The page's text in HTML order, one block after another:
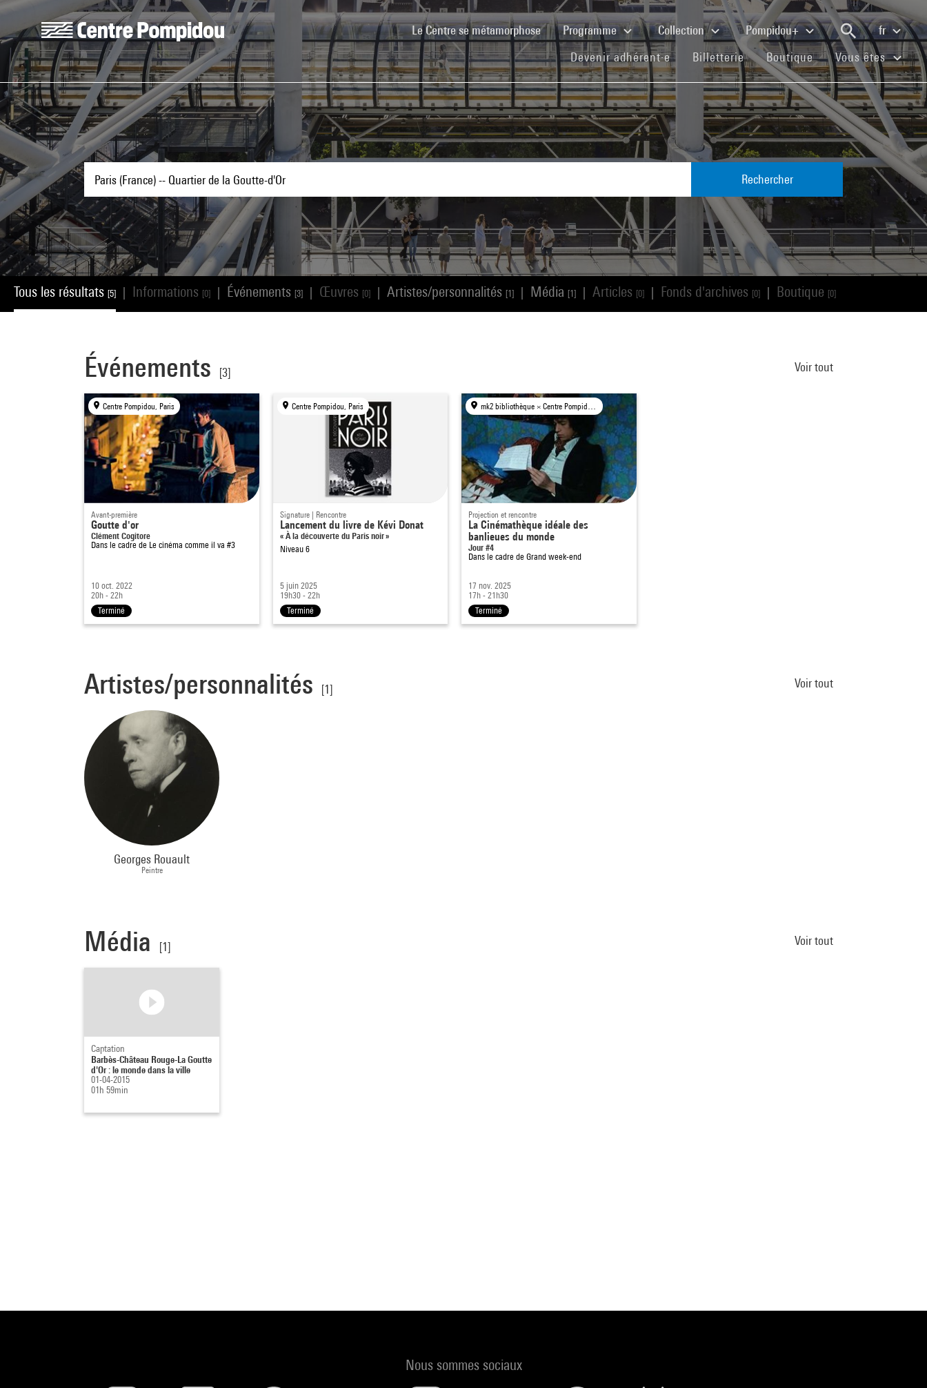
Aller au contenu principal
Centre Pompidou
Le Centre se métamorphose(current)Programme Collection Pompidou+
fr
Devenir adhérent·e(current)Billetterie(current)Boutique(current)Vous êtes
Rechercher
Tous les résultats [5] Informations [0] Événements [3] Œuvres [0] Artistes/personnalités [1] Média [1] Articles [0] Fonds d'archives [0] Boutique [0]
Événements [3] Voir tout
Centre Pompidou, Paris
Avant-première
Goutte d'or
Clément Cogitore
Dans le cadre de Le cinéma comme il va #3
10 oct. 2022
20h - 22h
Terminé
Centre Pompidou, Paris
Signature | Rencontre
Lancement du livre de Kévi Donat
« À la découverte du Paris noir »
Niveau 6
5 juin 2025
19h30 - 22h
Terminé
mk2 bibliothèque × Centre Pompidou, Paris
Projection et rencontre
La Cinémathèque idéale des
banlieues du monde
Jour #4
Dans le cadre deGrand week-end
17 nov. 2025
17h - 21h30
Terminé
Artistes/personnalités [1] Voir tout
Georges Rouault
Peintre
Média [1] Voir tout
Captation
Barbès-Château Rouge-La Goutte
d'Or : le monde dans la ville
01-04-2015
01h 59min
Nous sommes sociaux